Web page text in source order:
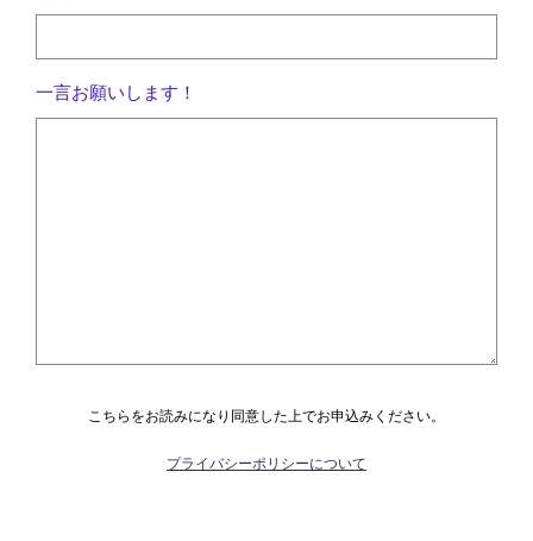
一言お願いします！
こちらをお読みになり同意した上でお申込みください。
プライバシーポリシーについて